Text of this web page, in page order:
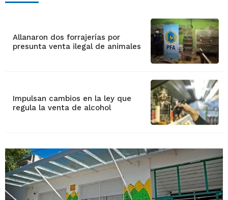
Allanaron dos forrajerías por
presunta venta ilegal de animales
Impulsan cambios en la ley que
regula la venta de alcohol